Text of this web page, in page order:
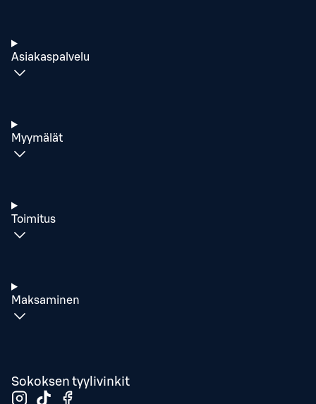
Asiakaspalvelu
Myymälät
Toimitus
Maksaminen
Sokoksen tyylivinkit